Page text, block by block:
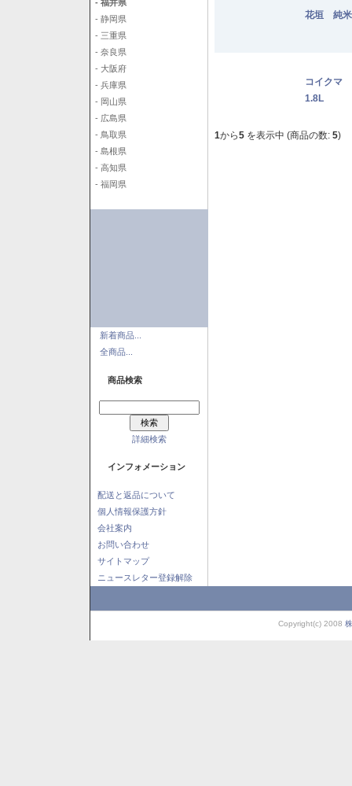
- 福井県
- 静岡県
- 三重県
- 奈良県
- 大阪府
- 兵庫県
- 岡山県
- 広島県
- 鳥取県
- 島根県
- 高知県
- 福岡県
新着商品...
全商品...
商品検索
詳細検索
インフォメーション
配送と返品について
個人情報保護方針
会社案内
お問い合わせ
サイトマップ
ニュースレター登録解除
花垣 純
コイク
1.8L
1から5 を表示中 (商品の数: 5)
Copyright(c) 2008